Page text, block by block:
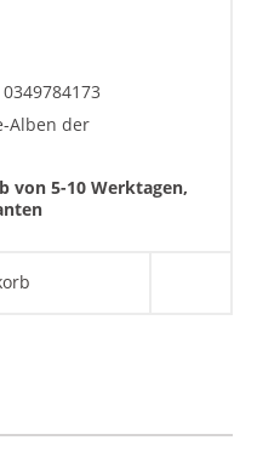
Alben der
von 5-10 Werktagen,